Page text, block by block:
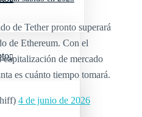
de Tether pronto superará
de Ethereum. Con el
capitalización de mercado
es cuánto tiempo tomará.
4 de junio de 2026